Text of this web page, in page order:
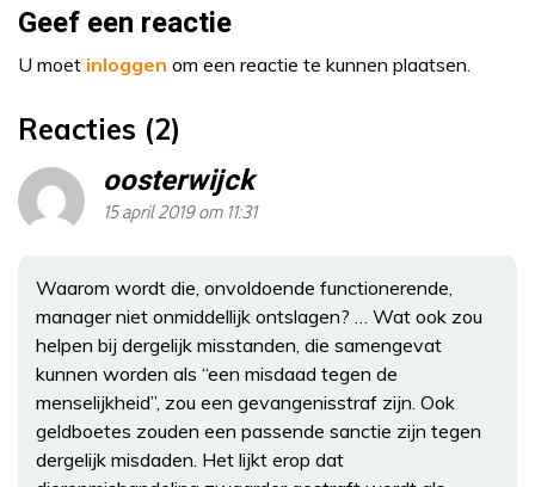
Geef een reactie
U moet inloggen om een reactie te kunnen plaatsen.
Reacties (2)
oosterwijck
15 april 2019 om 11:31
Waarom wordt die, onvoldoende functionerende,
manager niet onmiddellijk ontslagen? … Wat ook zou
helpen bij dergelijk misstanden, die samengevat
kunnen worden als “een misdaad tegen de
menselijkheid”, zou een gevangenisstraf zijn. Ook
geldboetes zouden een passende sanctie zijn tegen
dergelijk misdaden. Het lijkt erop dat